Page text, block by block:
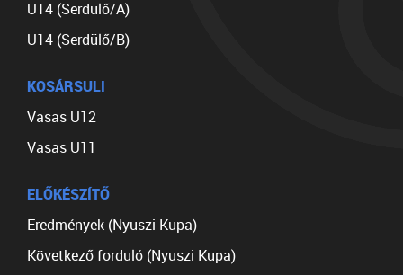
U14 (Serdülő/A)
U14 (Serdülő/B)
KOSÁRSULI
Vasas U12
Vasas U11
ELŐKÉSZÍTŐ
Eredmények (Nyuszi Kupa)
Következő forduló (Nyuszi Kupa)